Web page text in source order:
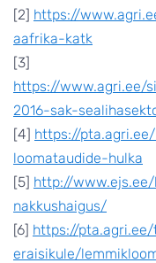
[2] https://
aafrika-katk
[3]
https://www.agri.ee/
2016-sak-
[4] https://
loomataudide-hulka
[5] http://
nakkushaigus/
[6] https://
eraisikule/